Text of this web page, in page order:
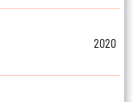
2020